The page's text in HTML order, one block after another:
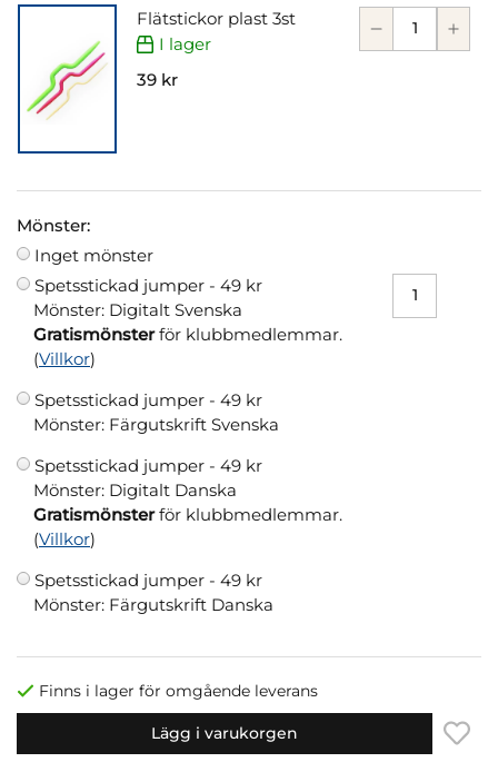
Flätstickor plast 3st
I lager
39 kr
Mönster:
Inget mönster
Spetsstickad jumper - 49 kr
Mönster: Digitalt Svenska
Gratismönsterför klubbmedlemmar.
(Villkor)
Spetsstickad jumper - 49 kr
Mönster: Färgutskrift Svenska
Spetsstickad jumper - 49 kr
Mönster: Digitalt Danska
Gratismönsterför klubbmedlemmar.
(Villkor)
Spetsstickad jumper - 49 kr
Mönster: Färgutskrift Danska
Finns i lager för omgående leverans
Lägg i varukorgen